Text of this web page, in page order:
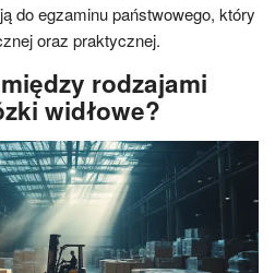
do egzaminu państwowego, który
oraz praktycznej.
rodzajami
widłowe?